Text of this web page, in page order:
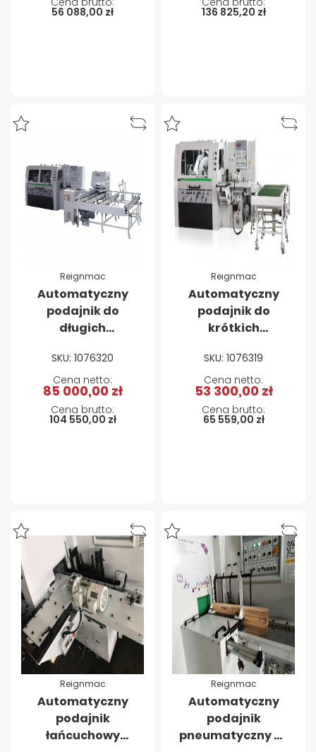
56 088,00 zł 136 825,20 zł
Reignmac
Automatyczny
podajnik do
długich
kształcie litery L
REIGNMAC M704
SKU: 1076320
104 550,00 zł
85 000,00 zł
Reignmac
Automatyczny
podajnik do
krótkich
kształcie litery L
REIGNMAC M703
SKU: 1076319
65 559,00 zł
53 300,00 zł
Reignmac
Automatyczny
podajnik
łańcuchowy
Reignmac
Automatyczny
podajnik
pneumatyczny ze